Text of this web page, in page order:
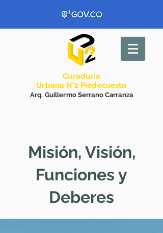
Curaduría
Urbana N°2 Piedecuesta
Arq. Guillermo Serrano Carranza
Misión, Visión,
Funciones y
Deberes